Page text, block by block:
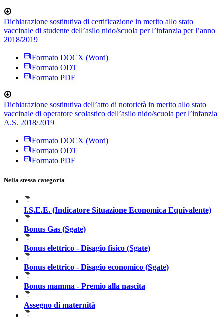
Dichiarazione sostitutiva di certificazione in merito allo stato
vaccinale di studente dell’asilo nido/scuola per l’infanzia per l’anno
2018/2019
Formato DOCX (Word)
Formato ODT
Formato PDF
Dichiarazione sostitutiva dell’atto di notorietà in merito allo stato
vaccinale di operatore scolastico dell’asilo nido/scuola per l’infanzia
A.S. 2018/2019
Formato DOCX (Word)
Formato ODT
Formato PDF
Nella stessa categoria
I.S.E.E. (Indicatore Situazione Economica Equivalente)
Bonus Gas (Sgate)
Bonus elettrico - Disagio fisico (Sgate)
Bonus elettrico - Disagio economico (Sgate)
Bonus mamma - Premio alla nascita
Assegno di maternità